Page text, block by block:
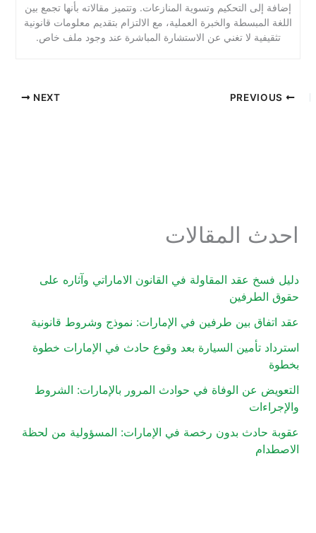
إضافة إلى التحكيم وتسوية المنازعات. وتتميز مقالاته بأنها تجمع بين
اللغة المبسطة والخبرة العملية، مع الالتزام بتقديم معلومات قانونية
تثقيفية لا تغني عن الاستشارة المباشرة عند وجود ملف خاص.
NEXT
احدث المقالات
دليل فسخ عقد المقاولة في القانون الاماراتي وآثاره على
حقوق الطرفين
عقد اتفاق بين طرفين في الإمارات: نموذج وشروط قانونية
استرداد تأمين السيارة بعد وقوع حادث في الإمارات خطوة
بخطوة
التعويض عن الوفاة في حوادث المرور بالإمارات: الشروط
والإجراءات
عقوبة حادث بدون رخصة في الإمارات: المسؤولية من لحظة
الاصطدام